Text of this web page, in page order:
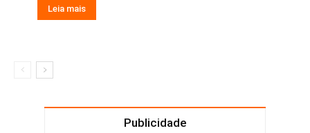
Leia mais
Publicidade